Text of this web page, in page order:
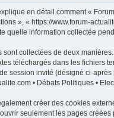
en détail comment «
», « https://www.forum-
quelle information collectée
sont collectées de deux
téléchargés dans les fichiers
session invité (désigné ci-
• Débats Politiques •
créer des cookies
seulement les pages